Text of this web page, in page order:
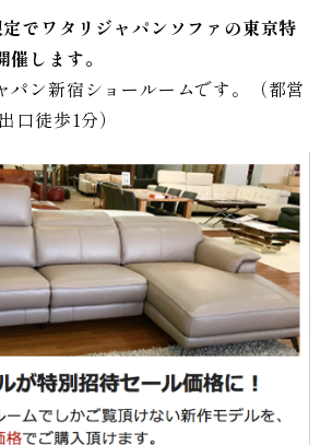
でワタリジャパンソファの東京特
します。
パン新宿ショールームです。（都営
口徒歩1分）